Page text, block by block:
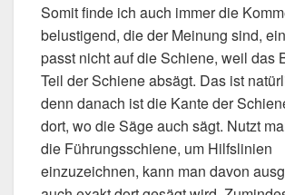
Somit finde ich auch immer die
belustigend, die der Meinung sind,
passt nicht auf die Schiene, weil das
Teil der Schiene absägt. Das ist
denn danach ist die Kante der
dort, wo die Säge auch sägt. Nutzt
die Führungsschiene, um Hilfslinien
einzuzeichnen, kann man davon